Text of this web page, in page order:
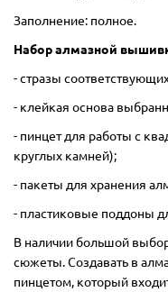
Заполнение: полное.
Набор алмазной
- стразы
- клейкая основа
- пинцет для работы с
круглых камней);
- пакеты для хранения
- пластиковые поддоны
В наличии большой
сюжеты. Создавать в
пинцетом, который